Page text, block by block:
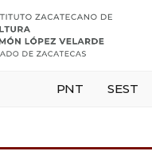
PNT SEST